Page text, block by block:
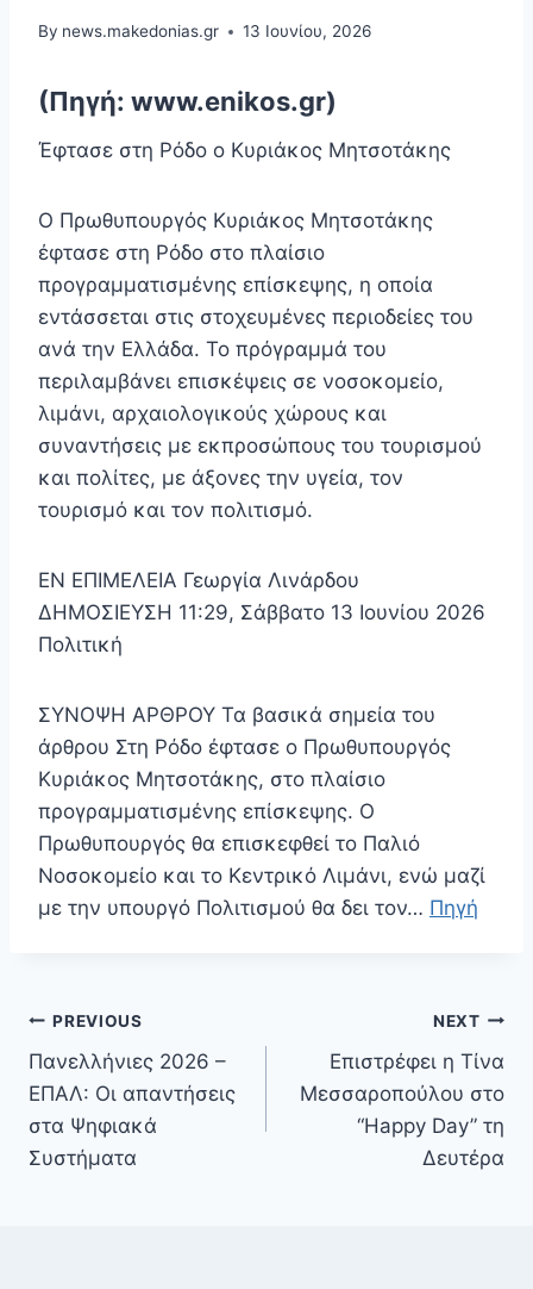
By news.makedonias.gr 13 Ιουνίου, 2026
(Πηγή: www.enikos.gr)
Έφτασε στη Ρόδο ο Κυριάκος Μητσοτάκης
Ο Πρωθυπουργός Κυριάκος Μητσοτάκης
έφτασε στη Ρόδο στο πλαίσιο
προγραμματισμένης επίσκεψης, η οποία
εντάσσεται στις στοχευμένες περιοδείες του
ανά την Ελλάδα. Το πρόγραμμά του
περιλαμβάνει επισκέψεις σε νοσοκομείο,
λιμάνι, αρχαιολογικούς χώρους και
συναντήσεις με εκπροσώπους του τουρισμού
και πολίτες, με άξονες την υγεία, τον
τουρισμό και τον πολιτισμό.
EN ΕΠΙΜΕΛΕΙΑ Γεωργία Λινάρδου
ΔΗΜΟΣΙΕΥΣΗ 11:29, Σάββατο 13 Ιουνίου 2026
Πολιτική
ΣΥΝΟΨΗ ΑΡΘΡΟΥ Τα βασικά σημεία του
άρθρου Στη Ρόδο έφτασε ο Πρωθυπουργός
Κυριάκος Μητσοτάκης, στο πλαίσιο
προγραμματισμένης επίσκεψης. Ο
Πρωθυπουργός θα επισκεφθεί το Παλιό
Νοσοκομείο και το Κεντρικό Λιμάνι, ενώ μαζί
με την υπουργό Πολιτισμού θα δει τον… Πηγή
Πλοήγηση
άρθρων
PREVIOUS
Πανελλήνιες 2026 –
ΕΠΑΛ: Οι απαντήσεις
στα Ψηφιακά
Συστήματα
NEXT
Επιστρέφει η Τίνα
Μεσσαροπούλου στο
“Happy Day” τη
Δευτέρα